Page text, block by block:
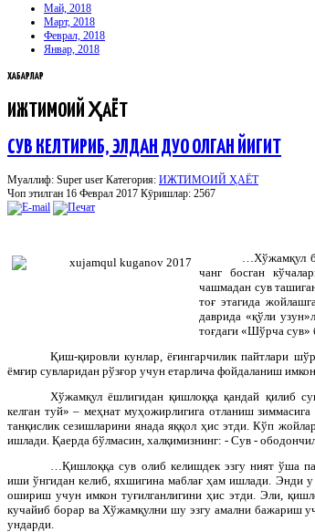
Май, 2018
Март, 2018
Феврал, 2018
Январ, 2018
ХАБАРЛАР
ИЖТИМОИЙ ҲАЁТ
СУВ КЕЛТИРИБ, ЭЛДАН ДУО ОЛГАН ЙИГИТ
Муаллиф: Super user Категория: ИЖТИМОИЙ ҲАЁТ
Чоп этилган 16 Феврал 2017 Кӯришлар: 2567
…Хўжамқул
чанг босган
чашмадан сув
тоғ этагида
даврида «қўли
тоғдаги «Шўрча сув»
Қиш-қировли кунлар, ёғингарчилик пайтлари
ёмғир сувларидан рўзғор учун етарлича фойдаланиш
Хўжамқул ёшлигидан қишлоққа қандай қилиб
келган туй» – меҳнат муҳожирлигига отланиш
танқислик сезишларини янада яққол ҳис этди. Кўп
ишлади. Қаерда бўлмасин, халқимизнинг: - Сув -
…Қишлоққа сув олиб келишдек эзгу ният ўша
иши ўнгидан келиб, яхшигина маблағ ҳам ишлади. Энди у
ошириш учун имкон туғилганлигини ҳис этди. Эли,
кучайиб борар ва Хўжамқулни шу эзгу амални бажариш
ундарди.